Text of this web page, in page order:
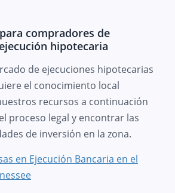
compradores de
hipotecaria
de ejecuciones hipotecarias
el conocimiento local
recursos a continuación
proceso legal y encontrar las
de inversión en la zona.
en Ejecución Bancaria en el